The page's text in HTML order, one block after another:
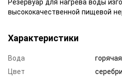
высококачественной пищевой
Характеристики
Вода
Цвет